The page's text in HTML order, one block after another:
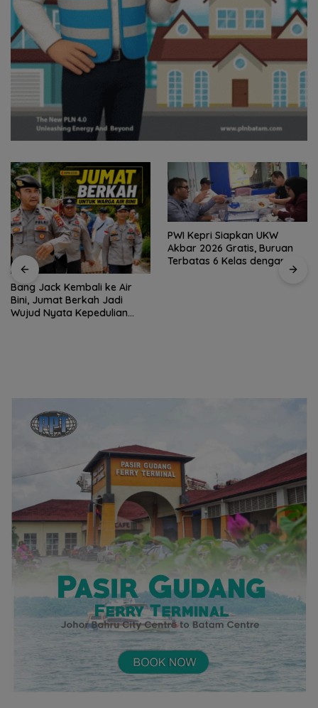
Bang Jack Kembali ke Air
Bini, Jumat Berkah Jadi
Wujud Nyata Kepedulian
PWI Kepri Siapkan UKW
Akbar 2026 Gratis, Buruan
Terbatas 6 Kelas dengan